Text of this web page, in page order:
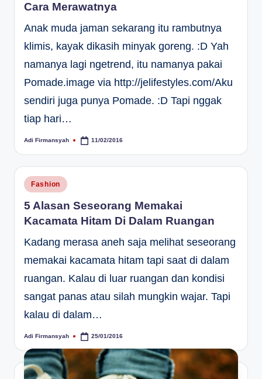
Cara Merawatnya
Anak muda jaman sekarang itu rambutnya
klimis, kayak dikasih minyak goreng. :D Yah
namanya lagi ngetrend, itu namanya pakai
Pomade.image via http://jelifestyles.com/Aku
sendiri juga punya Pomade. :D Tapi nggak
tiap hari…
Posted
Adi Firmansyah 11/02/2016
Posted
in
Fashion
5 Alasan Seseorang Memakai
Kacamata Hitam Di Dalam Ruangan
Kadang merasa aneh saja melihat seseorang
memakai kacamata hitam tapi saat di dalam
ruangan. Kalau di luar ruangan dan kondisi
sangat panas atau silah mungkin wajar. Tapi
kalau di dalam…
Posted
Adi Firmansyah 25/01/2016